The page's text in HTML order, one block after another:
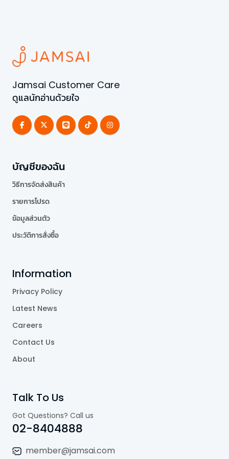
Jamsai Customer Care
ดูแลนักอ่านด้วยใจ
บัญชีของฉัน
วิธีการจัดส่งสินค้า
รายการโปรด
ข้อมูลส่วนตัว
ประวัติการสั่งซื้อ
Information
Privacy Policy
Latest News
Careers
Contact Us
About
Talk To Us
Got Questions? Call us
02-8404888
member@jamsai.com